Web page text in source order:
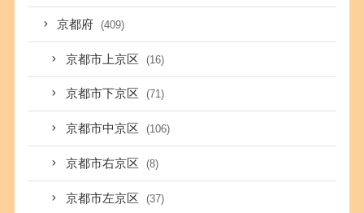
京都府 (409)
京都市上京区 (16)
京都市下京区 (71)
京都市中京区 (106)
京都市右京区 (8)
京都市左京区 (37)